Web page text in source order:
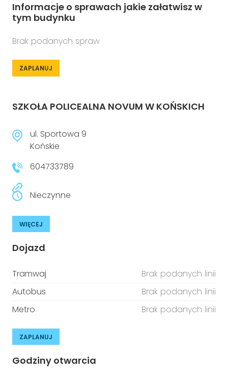
Informacje o sprawach jakie załatwisz w
tym budynku
Brak podanych spraw
ZAPLANUJ
SZKOŁA POLICEALNA NOVUM W KOŃSKICH
ul. Sportowa 9
Końskie
604733789
Nieczynne
WIĘCEJ
Dojazd
Tramwaj
Brak podanych linii
Autobus
Brak podanych linii
Metro
Brak podanych linii
ZAPLANUJ
Godziny otwarcia